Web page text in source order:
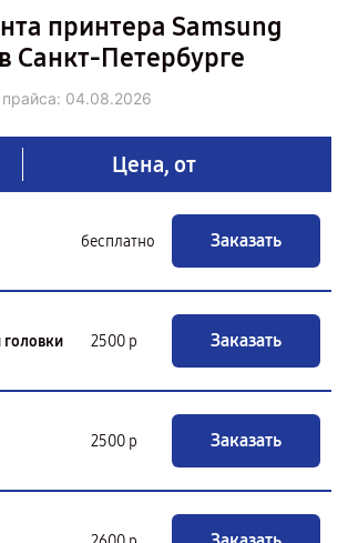
принтера Samsung
Санкт-Петербурге
04.08.2026
Цена, от
бесплатно Заказать
головки 2500 р Заказать
2500 р Заказать